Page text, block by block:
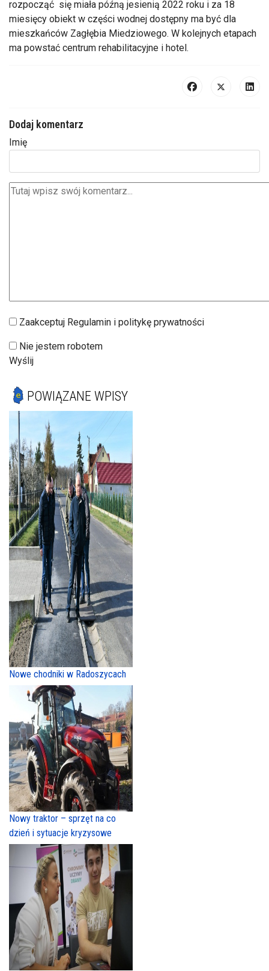
rozpocząć się miała późną jesienią 2022 roku i za 18
miesięcy obiekt w części wodnej dostępny ma być dla
mieszkańców Zagłębia Miedziowego. W kolejnych etapach
ma powstać centrum rehabilitacyjne i hotel.
Dodaj komentarz
Imię
Zaakceptuj Regulamin i politykę prywatności
Nie jestem robotem
Wyślij
POWIĄZANE WPISY
Nowe chodniki w Radoszycach
Nowy traktor – sprzęt na co
dzień i sytuacje kryzysowe